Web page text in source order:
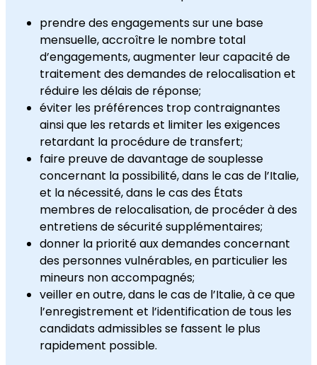
prendre des engagements sur une base
mensuelle, accroître le nombre total
d’engagements, augmenter leur capacité de
traitement des demandes de relocalisation et
réduire les délais de réponse;
éviter les préférences trop contraignantes
ainsi que les retards et limiter les exigences
retardant la procédure de transfert;
faire preuve de davantage de souplesse
concernant la possibilité, dans le cas de l’Italie,
et la nécessité, dans le cas des États
membres de relocalisation, de procéder à des
entretiens de sécurité supplémentaires;
donner la priorité aux demandes concernant
des personnes vulnérables, en particulier les
mineurs non accompagnés;
veiller en outre, dans le cas de l’Italie, à ce que
l’enregistrement et l’identification de tous les
candidats admissibles se fassent le plus
rapidement possible.